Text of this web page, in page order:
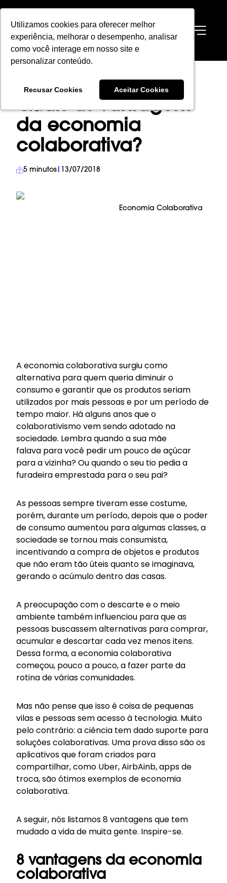
Utilizamos cookies para oferecer melhor
experiência, melhorar o desempenho, analisar
como você interage em nosso site e
personalizar conteúdo.
Recusar Cookies Aceitar Cookies
Utilizamos cookies para oferecer melhor
experiência, melhorar o desempenho, analisar
como você interage em nosso site e
personalizar conteúdo.
Recusar Cookies Aceitar Cookies
EN
ECONOMIA COLABORATIVA
→
QUAIS AS VANTAGENS DA ECONOMIA COLABORATIVA?
Quais as vantagens
da economia
colaborativa?
5 minutos 13/07/2018
Economia Colaborativa
A economia colaborativa surgiu como
alternativa para quem queria diminuir o
consumo e garantir que os produtos seriam
utilizados por mais pessoas e por um período de
tempo maior. Há alguns anos que o
colaborativismo vem sendo adotado na
sociedade. Lembra quando a sua mãe
falava para você pedir um pouco de açúcar
para a vizinha? Ou quando o seu tio pedia a
furadeira emprestada para o seu pai?
As pessoas sempre tiveram esse costume,
porém, durante um período, depois que o poder
de consumo aumentou para algumas classes, a
sociedade se tornou mais consumista,
incentivando a compra de objetos e produtos
que não eram tão úteis quanto se imaginava,
gerando o acúmulo dentro das casas.
A preocupação com o descarte e o meio
ambiente também influenciou para que as
pessoas buscassem alternativas para comprar,
acumular e descartar cada vez menos itens.
Dessa forma, a economia colaborativa
começou, pouco a pouco, a fazer parte da
rotina de várias comunidades.
Mas não pense que isso é coisa de pequenas
vilas e pessoas sem acesso à tecnologia. Muito
pelo contrário: a ciência tem dado suporte para
soluções colaborativas. Uma prova disso são os
aplicativos que foram criados para
compartilhar, como Uber, AirbAinb, apps de
troca, são ótimos exemplos de economia
colaborativa.
A seguir, nós listamos 8 vantagens que tem
mudado a vida de muita gente. Inspire-se.
8 vantagens da economia
colaborativa